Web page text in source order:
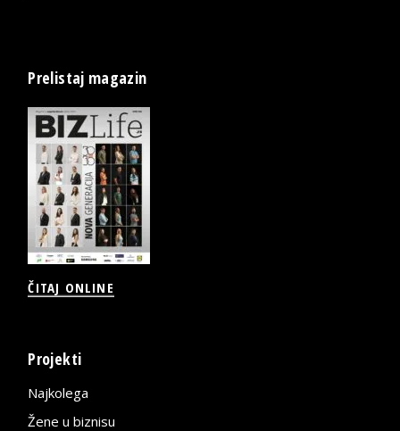
Prelistaj magazin
ČITAJ ONLINE
Projekti
Najkolega
Žene u biznisu